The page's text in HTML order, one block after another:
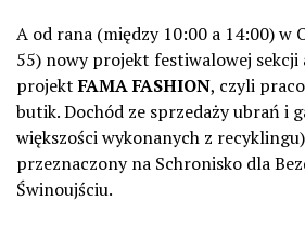
A od rana (między 10:00 a 14:00) w
55) nowy projekt festiwalowej
projektFAMA FASHION, czyli
butik. Dochód ze sprzedaży ubrań i
większości wykonanych z
przeznaczony na Schronisko dla
Świnoujściu.